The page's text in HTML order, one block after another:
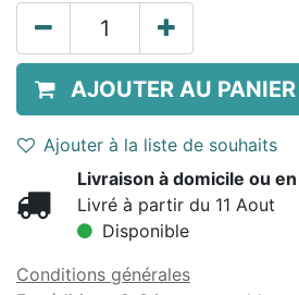
AJOUTER AU PANIER
Ajouter à la liste de souhaits
Livraison à domicile ou
Livré à partir du 11 Aout
Disponible
Conditions générales